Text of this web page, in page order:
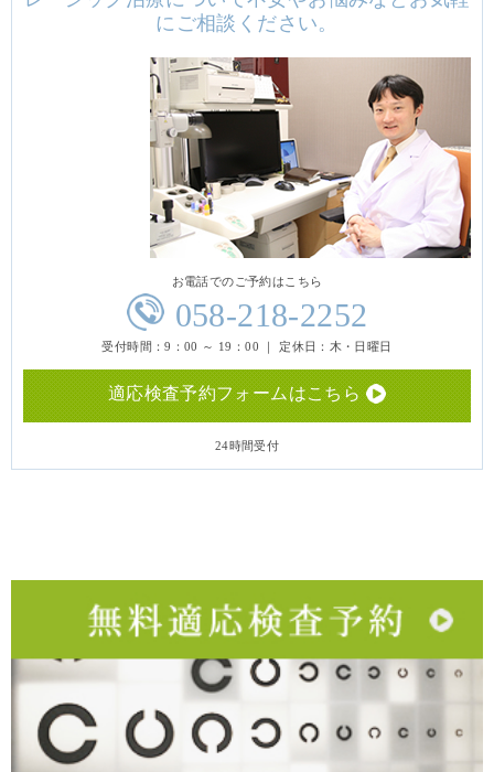
にご相談ください。
お電話でのご予約はこちら
058-218-2252
受付時間：9：00 ～ 19：00 ｜ 定休日：木・日曜日
適応検査予約フォームはこちら
24時間受付